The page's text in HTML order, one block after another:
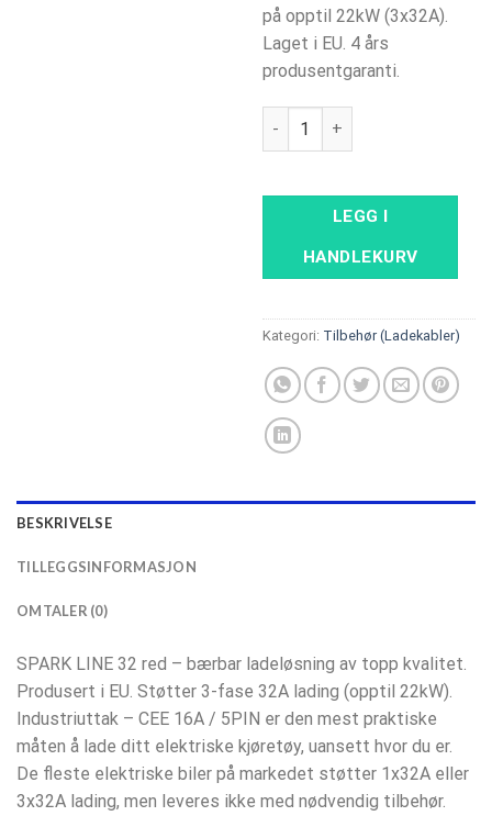
på opptil 22kW (3x32A).
Laget i EU. 4 års
produsentgaranti.
SPARK LINE 32 red - kabel
LEGG I
HANDLEKURV
Kategori: Tilbehør (Ladekabler)
BESKRIVELSE
TILLEGGSINFORMASJON
OMTALER (0)
SPARK LINE 32 red – bærbar ladeløsning av topp kvalitet.
Produsert i EU. Støtter 3-fase 32A lading (opptil 22kW).
Industriuttak – CEE 16A / 5PIN er den mest praktiske
måten å lade ditt elektriske kjøretøy, uansett hvor du er.
De fleste elektriske biler på markedet støtter 1x32A eller
3x32A lading, men leveres ikke med nødvendig tilbehør.